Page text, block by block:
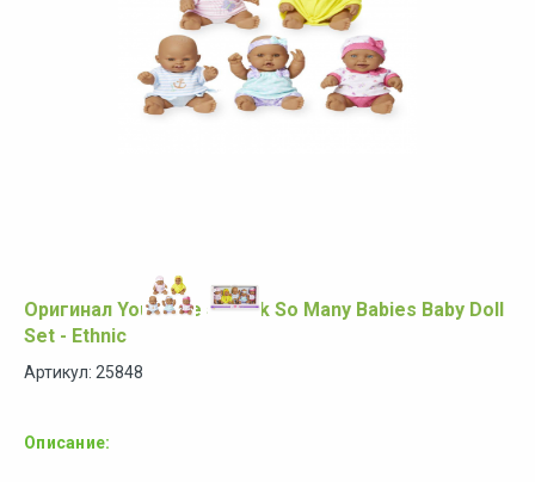
Оригинал You & Me 5-Pack So Many Babies Baby Doll
Set - Ethnic
Артикул: 25848
Описание: